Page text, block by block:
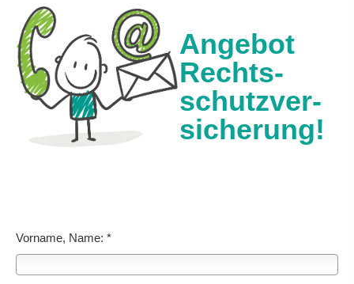
Angebot
Rechts­
schutz­ver­
si­che­rung!
Vorname, Name: *